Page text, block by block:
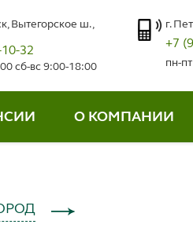
Вытегорское ш.,
32
сб-вс 9:00-18:00
г.
+7
пн-
О КОМПАНИИ